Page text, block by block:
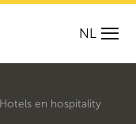
NL
Hotels en hospitality